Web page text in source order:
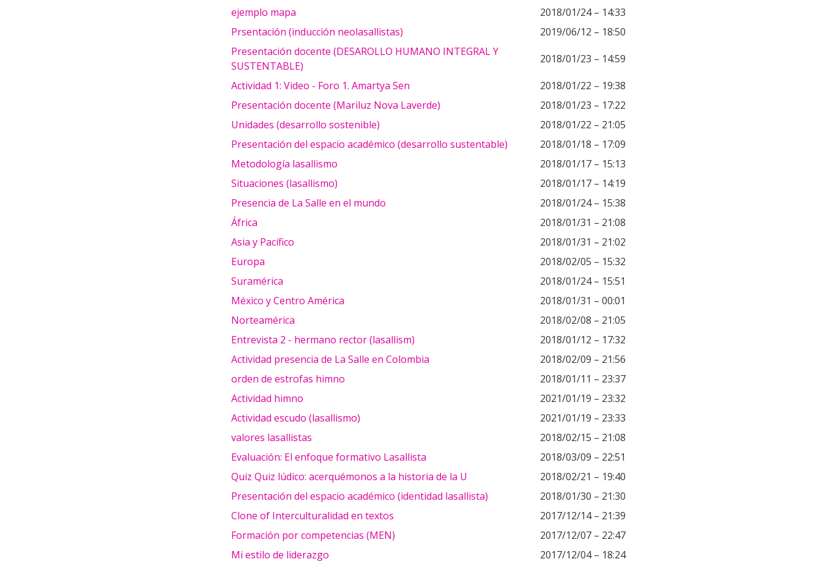
ejemplo mapa
2018/01/24 – 14:33
Prsentación (inducción neolasallistas)
2019/06/12 – 18:50
Presentación docente (DESAROLLO HUMANO INTEGRAL Y
SUSTENTABLE)
2018/01/23 – 14:59
Actividad 1: Video - Foro 1. Amartya Sen
2018/01/22 – 19:38
Presentación docente (Mariluz Nova Laverde)
2018/01/23 – 17:22
Unidades (desarrollo sostenible)
2018/01/22 – 21:05
Presentación del espacio académico (desarrollo sustentable)
2018/01/18 – 17:09
Metodología lasallismo
2018/01/17 – 15:13
Situaciones (lasallismo)
2018/01/17 – 14:19
Presencia de La Salle en el mundo
2018/01/24 – 15:38
África
2018/01/31 – 21:08
Asia y Pacífico
2018/01/31 – 21:02
Europa
2018/02/05 – 15:32
Suramérica
2018/01/24 – 15:51
México y Centro América
2018/01/31 – 00:01
Norteamérica
2018/02/08 – 21:05
Entrevista 2 - hermano rector (lasallism)
2018/01/12 – 17:32
Actividad presencia de La Salle en Colombia
2018/02/09 – 21:56
orden de estrofas himno
2018/01/11 – 23:37
Actividad himno
2021/01/19 – 23:32
Actividad escudo (lasallismo)
2021/01/19 – 23:33
valores lasallistas
2018/02/15 – 21:08
Evaluación: El enfoque formativo Lasallista
2018/03/09 – 22:51
Quiz Quiz lúdico: acerquémonos a la historia de la U
2018/02/21 – 19:40
Presentación del espacio académico (identidad lasallista)
2018/01/30 – 21:30
Clone of Interculturalidad en textos
2017/12/14 – 21:39
Formación por competencias (MEN)
2017/12/07 – 22:47
Mi estilo de liderazgo
2017/12/04 – 18:24